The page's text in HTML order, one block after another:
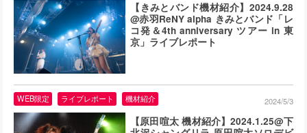
【きみとバンド機材紹介】2024.9.28
@赤羽ReNY alpha きみとバンド「レ
コ発＆4th anniversary ツアー in 東
京」ライブレポート
【原田喧太 機材紹介】2024.1.25@下
WEB限定 ライブレポート 機材紹介 2024/5/3